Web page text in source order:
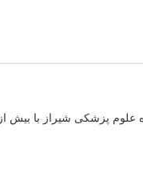
شیراز با بیش از 13 سال تجربه موفق در عرصه